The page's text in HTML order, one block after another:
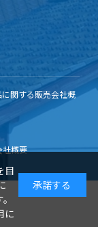
関する販売会社概
社概要
目
に
承諾する